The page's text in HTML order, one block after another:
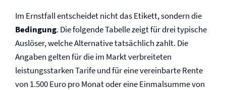
Im Ernstfall entscheidet nicht das Etikett, sondern die
Bedingung. Die folgende Tabelle zeigt für drei typische
Auslöser, welche Alternative tatsächlich zahlt. Die
Angaben gelten für die im Markt verbreiteten
leistungsstarken Tarife und für eine vereinbarte Rente
von 1.500 Euro pro Monat oder eine Einmalsumme von